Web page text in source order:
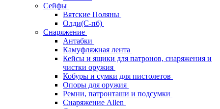
Сейфы
Вятские Поляны
Олди(С-пб)
Снаряжение
Антабки
Камуфляжная лента
Кейсы и ящики для патронов, снаряжения и
чистки оружия
Кобуры и сумки для пистолетов
Опоры для оружия
Ремни, патронташи и подсумки
Снаряжение Allen